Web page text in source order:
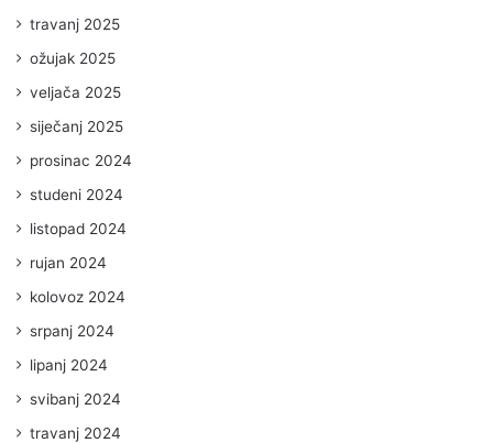
travanj 2025
ožujak 2025
veljača 2025
siječanj 2025
prosinac 2024
studeni 2024
listopad 2024
rujan 2024
kolovoz 2024
srpanj 2024
lipanj 2024
svibanj 2024
travanj 2024